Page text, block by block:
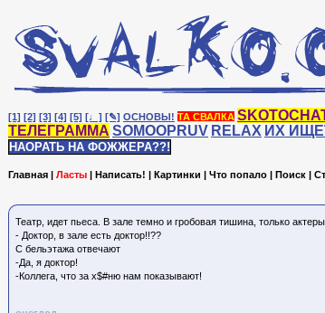
[1] [2] [3] [4] [5] [♩] [✎] ОСНОВЫ! ТА СВАЛКА
ТЕЛЕГРАММА SOMOOPRUV RELAX ИХ
НАОРАТЬ НА ФОЖЖЕРА??!
Главная | Ласты | Написать! | Картинки | Что попало | Поиск |
Театр, идет пьеса. В зале темно и гробовая тишина, только
- Доктор, в зале есть доктор!!??
С бельэтажа отвечают
-Да, я доктор!
-Коллега, что за х$#ню нам показывают!